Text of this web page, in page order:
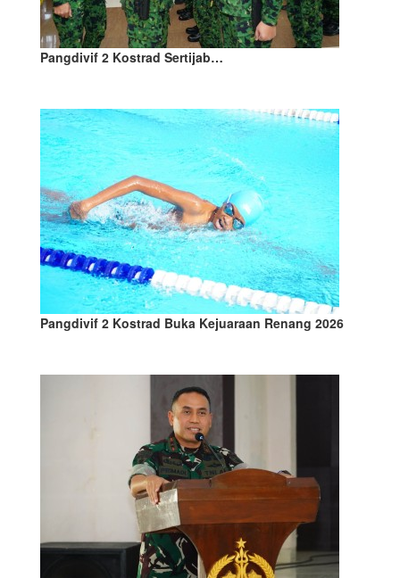
Pangdivif 2 Kostrad Sertijab…
Pangdivif 2 Kostrad Buka Kejuaraan Renang 2026